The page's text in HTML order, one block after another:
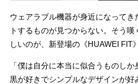
ウェアラブル機器が身近になってき
トするものが見つからない。そう
しいのが、新登場の《HUAWEI FIT》
「僕は自分に本当に似合うものしか
黒が好きでシンプルなデザインが好